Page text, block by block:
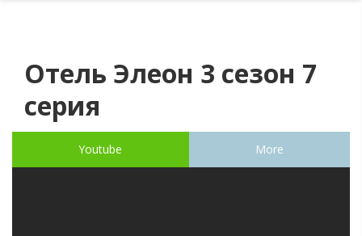
Отель Элеон 3 сезон 7
серия
Youtube More